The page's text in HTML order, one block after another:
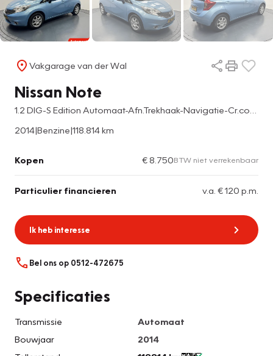
Vakgarage van der Wal
Nissan Note
2014|Benzine|118.814 km
Kopen € 8.750BTW niet verrekenbaar
Particulier financieren v.a. € 120 p.m.
Ik heb interesse
Bel ons op 0512-472675
Specificaties
Transmissie
Automaat
Bouwjaar
2014